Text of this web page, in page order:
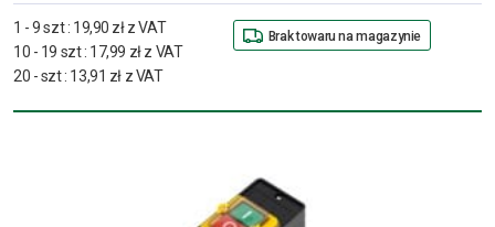
1 - 9 szt: 19,90 zł z VAT
10 - 19 szt: 17,99 zł z VAT
20 - szt: 13,91 zł z VAT
Brak towaru na magazynie